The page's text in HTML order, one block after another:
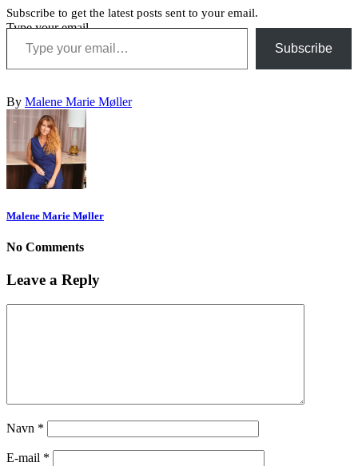
Subscribe to get the latest posts sent to your email.
Type your email…
Subscribe
By Malene Marie Møller
Malene Marie Møller
No Comments
Leave a Reply
Navn *
E-mail *